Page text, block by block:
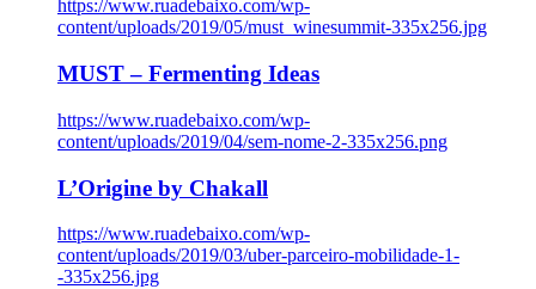
https://www.ruadebaixo.com/wp-
content/uploads/2019/05/must_winesummit-335x256.jpg
MUST – Fermenting Ideas
https://www.ruadebaixo.com/wp-
content/uploads/2019/04/sem-nome-2-335x256.png
L’Origine by Chakall
https://www.ruadebaixo.com/wp-
content/uploads/2019/03/uber-parceiro-mobilidade-1-
-335x256.jpg